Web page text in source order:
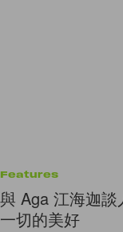
Features
與 Aga 江海迦
一切的美好